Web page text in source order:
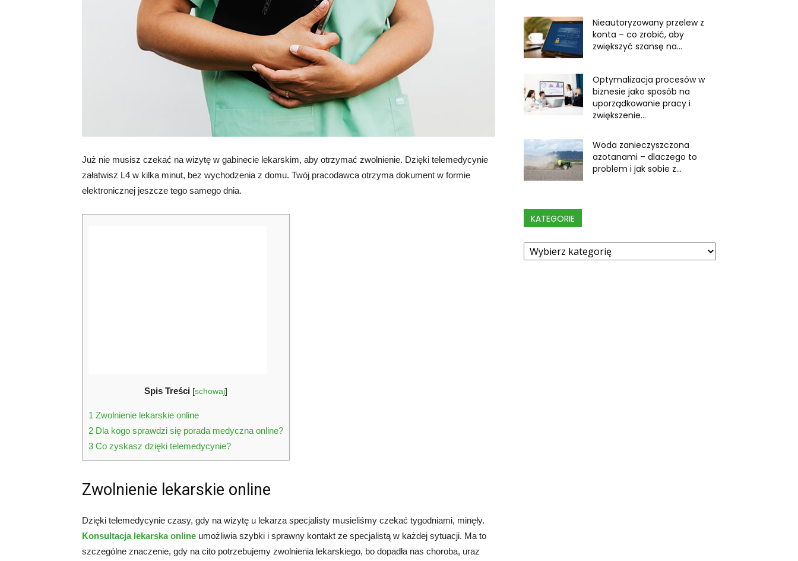
Już nie musisz czekać na wizytę w gabinecie lekarskim, aby otrzymać zwolnienie. Dzięki telemedycynie
załatwisz L4 w kilka minut, bez wychodzenia z domu. Twój pracodawca otrzyma dokument w formie
elektronicznej jeszcze tego samego dnia.
Spis Treści [schowaj]
1 Zwolnienie lekarskie online
2 Dla kogo sprawdzi się porada medyczna online?
3 Co zyskasz dzięki telemedycynie?
Zwolnienie lekarskie online
Dzięki telemedycynie czasy, gdy na wizytę u lekarza specjalisty musieliśmy czekać tygodniami, minęły.
Konsultacja lekarska online umożliwia szybki i sprawny kontakt ze specjalistą w każdej sytuacji. Ma to
szczególne znaczenie, gdy na cito potrzebujemy zwolnienia lekarskiego, bo dopadła nas choroba, uraz
Nieautoryzowany przelew z
konta – co zrobić, aby
zwiększyć szansę na...
Optymalizacja procesów w
biznesie jako sposób na
uporządkowanie pracy i
zwiększenie...
Woda zanieczyszczona
azotanami – dlaczego to
problem i jak sobie z...
KATEGORIE
Kategorie